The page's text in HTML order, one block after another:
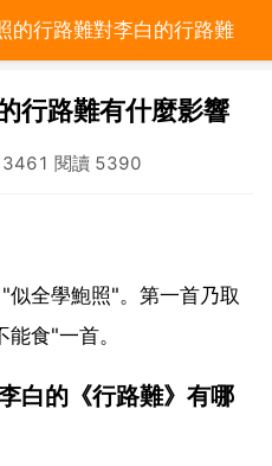
的行路難對李白的行路難
行路難有什麼影響
閱讀 5390
似全學鮑照"。第一首乃取
食"一首。
白的《行路難》有哪